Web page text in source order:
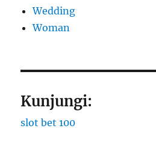
Wedding
Woman
Kunjungi:
slot bet 100